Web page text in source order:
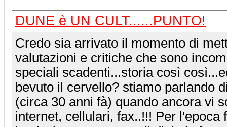
DUNE è UN CULT......PUNTO!
Credo sia arrivato il momento di
valutazioni e critiche che sono
speciali scadenti...storia così
bevuto il cervello? stiamo parlando
(circa 30 anni fà) quando ancora vi
internet, cellulari, fax..!!! Per l'epoca